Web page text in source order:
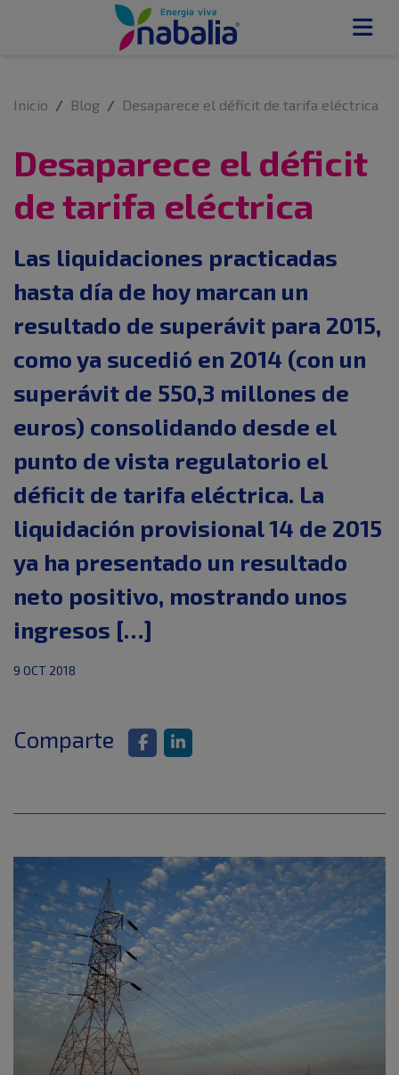
Inicio Blog Desaparece el déficit de tarifa eléctrica
Desaparece el déficit
de tarifa eléctrica
Las liquidaciones practicadas
hasta día de hoy marcan un
resultado de superávit para 2015,
como ya sucedió en 2014 (con un
superávit de 550,3 millones de
euros) consolidando desde el
punto de vista regulatorio el
déficit de tarifa eléctrica. La
liquidación provisional 14 de 2015
ya ha presentado un resultado
neto positivo, mostrando unos
ingresos […]
9 OCT 2018
Comparte